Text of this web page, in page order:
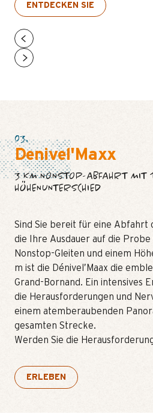
ENTDECKEN SIE
03.
Denivel'Maxx
3 KM NONSTOP-ABFAHRT MIT
HÖHENUNTERSCHIED
Sind Sie bereit für eine Abfahrt
die Ihre Ausdauer auf die
Nonstop-Gleiten und einem
m ist die Dénivel’Maax die
Grand-Bornand. Ein intensives
die Herausforderungen und
einem atemberaubenden
gesamten Strecke.
Werden Sie die
ERLEBEN